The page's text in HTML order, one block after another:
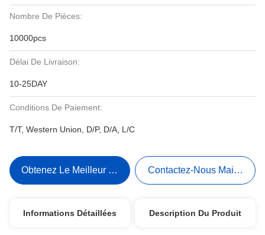
Nombre De Pièces:
10000pcs
Délai De Livraison:
10-25DAY
Conditions De Paiement:
T/T, Western Union, D/P, D/A, L/C
Obtenez Le Meilleur Prix Contactez-Nous Maintenant
Informations Détaillées Description Du Produit